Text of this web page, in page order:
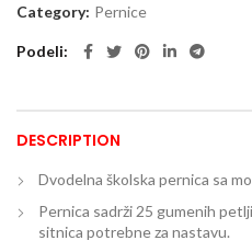
Category: Pernice
Podeli
DESCRIPTION
Dvodelna školska pernica sa
Pernica sadrži 25 gumenih
sitnica potrebne za nastavu.